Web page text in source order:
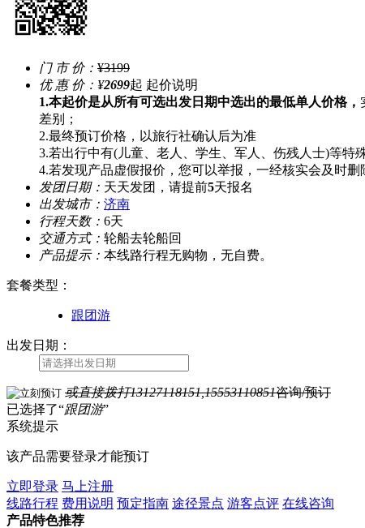
门 市 价： ¥3199
优 惠 价： ¥2699起 起价说明
1.本起价是从所有可选出发日期中选出的最低单人价格，
差别；
2.最终预订价格，以旅行社确认后为准
3.若出行中有(儿童、老人、学生、军人、伤残人士)等特
4.若发现产品虚假报价，您可以举报，一经核实会及时删
发团日期： 天天发团，请提前5天报名
出发城市： 济南
行程天数： 6天
交通方式： 轮船去轮船回
产品提示： 本线路行程无购物，无自费。
套餐类型 ：
跟团游
出发日期：
或直接拨打13127118151,15553110851咨询/预订
已选择了“跟团游”
系统提示
该产品需要登录才能预订
立即登录 马上注册
线路行程 费用说明 预定指南 途径景点 游客点评 在线咨询
产品特色推荐